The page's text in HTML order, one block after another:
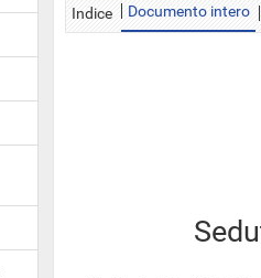
Indice Documento intero